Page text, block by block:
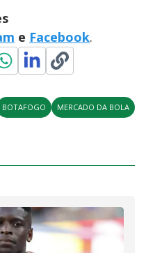
e Facebook.
BOTAFOGO MERCADO DA BOLA